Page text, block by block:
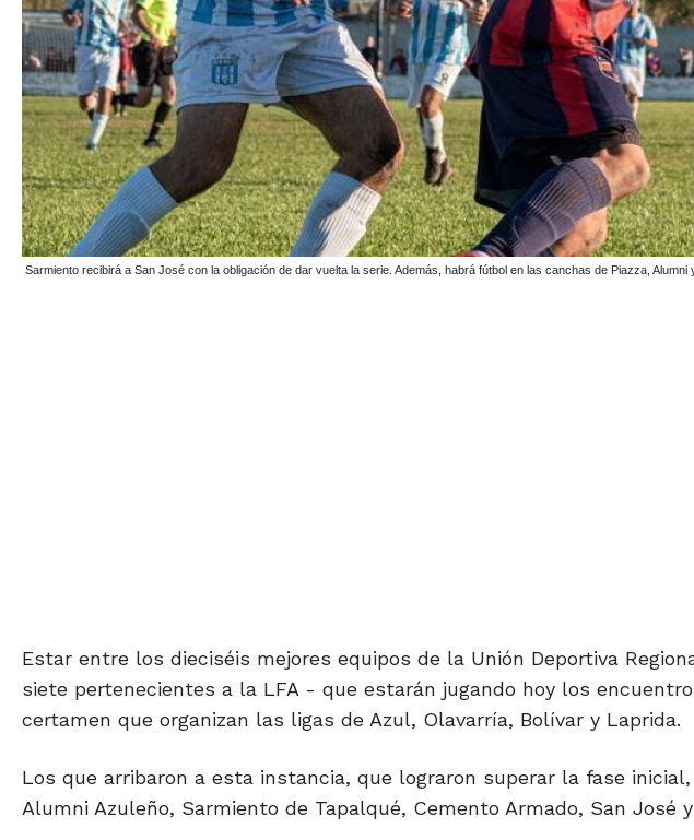
Sarmiento recibirá a San José con la obligación de dar vuelta la serie. Además, habrá fútbol en las canchas de Piazza, Alumni
Estar entre los dieciséis mejores equipos de la Unión Deportiva
siete pertenecientes a la LFA - que estarán jugando hoy los
certamen que organizan las ligas de Azul, Olavarría, Bolívar y Laprida.
Los que arribaron a esta instancia, que lograron superar la fase
Alumni Azuleño, Sarmiento de Tapalqué, Cemento Armado, San José